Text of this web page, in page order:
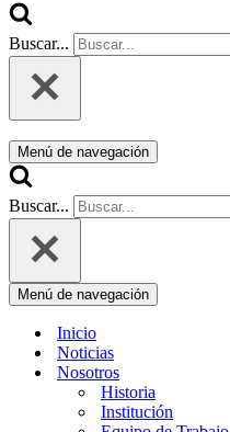
Buscar...
Menú de navegación
Buscar...
Menú de navegación
Inicio
Noticias
Nosotros
Historia
Institución